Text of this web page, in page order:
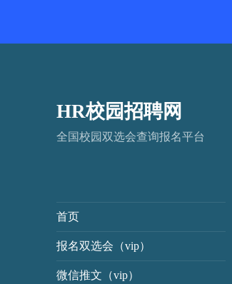
HR校园招聘网
全国校园双选会查询报名平台
首页
报名双选会（vip）
微信推文（vip）